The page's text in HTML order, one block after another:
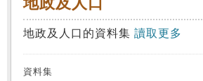
地政及人口的資料集 讀取更多
資料集